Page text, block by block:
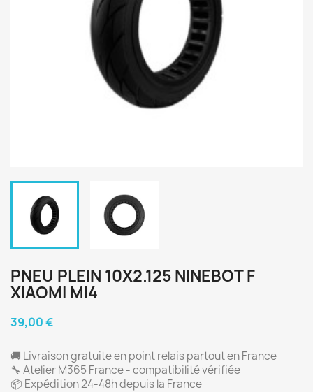
PNEU PLEIN 10X2.125 NINEBOT F
XIAOMI MI4
39,00 €
🚚 Livraison gratuite en point relais partout en France
🔧 Atelier M365 France - compatibilité vérifiée
📦 Expédition 24-48h depuis la France